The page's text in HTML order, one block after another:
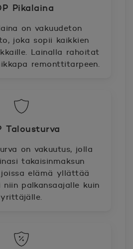
Pikalaina
on vakuudeton
joka sopii kaikkien
Lainalla rahoitat
remonttitarpeen.
Talousturva
on vakuutus, jolla
takaisinmaksun
elämä yllättää
niin palkansaajalle kuin
yrittäjälle.